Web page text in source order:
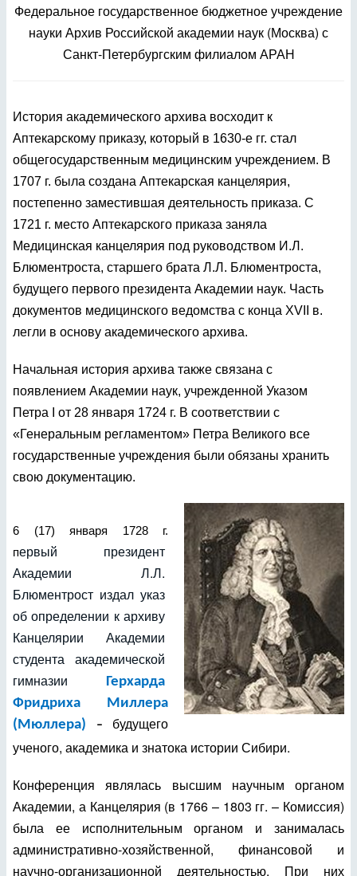
Федеральное государственное бюджетное учреждение
науки Архив Российской академии наук (Москва) с
Санкт-Петербургским филиалом АРАН
История академического архива восходит к
Аптекарскому приказу, который в 1630-е гг. стал
общегосударственным медицинским учреждением. В
1707 г. была создана Аптекарская канцелярия,
постепенно заместившая деятельность приказа. С
1721 г. место Аптекарского приказа заняла
Медицинская канцелярия под руководством И.Л.
Блюментроста, старшего брата Л.Л. Блюментроста,
будущего первого президента Академии наук. Часть
документов медицинского ведомства с конца XVII в.
легли в основу академического архива.
Начальная история архива также связана с
появлением Академии наук, учрежденной Указом
Петра I от 28 января 1724 г. В соответствии с
«Генеральным регламентом» Петра Великого все
государственные учреждения были обязаны хранить
свою документацию.
6 (17) января 1728 г.
первый президент
Академии Л.Л.
Блюментрост издал указ
об определении к архиву
Канцелярии Академии
студента академической
гимназии
Герхарда
Фридриха Миллера
(Мюллера) – будущего
ученого, академика и знатока истории Сибири.
Конференция являлась высшим научным органом
Академии, а Канцелярия (в 1766 – 1803 гг. – Комиссия)
была ее исполнительным органом и занималась
административно-хозяйственной, финансовой и
научно-организационной деятельностью.
При них